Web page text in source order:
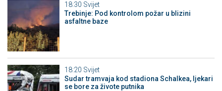
18:30 Svijet
Trebinje: Pod kontrolom požar u blizini
asfaltne baze
18:20 Svijet
Sudar tramvaja kod stadiona Schalkea, ljekari
se bore za živote putnika